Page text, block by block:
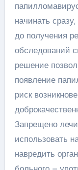
начинать
до получения
обследований
решение
появление
риск
Запрещено
использовать
навредить